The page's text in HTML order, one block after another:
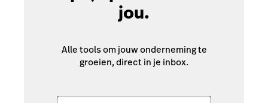
jou.
Alle tools om jouw onderneming te
groeien, direct in je inbox.